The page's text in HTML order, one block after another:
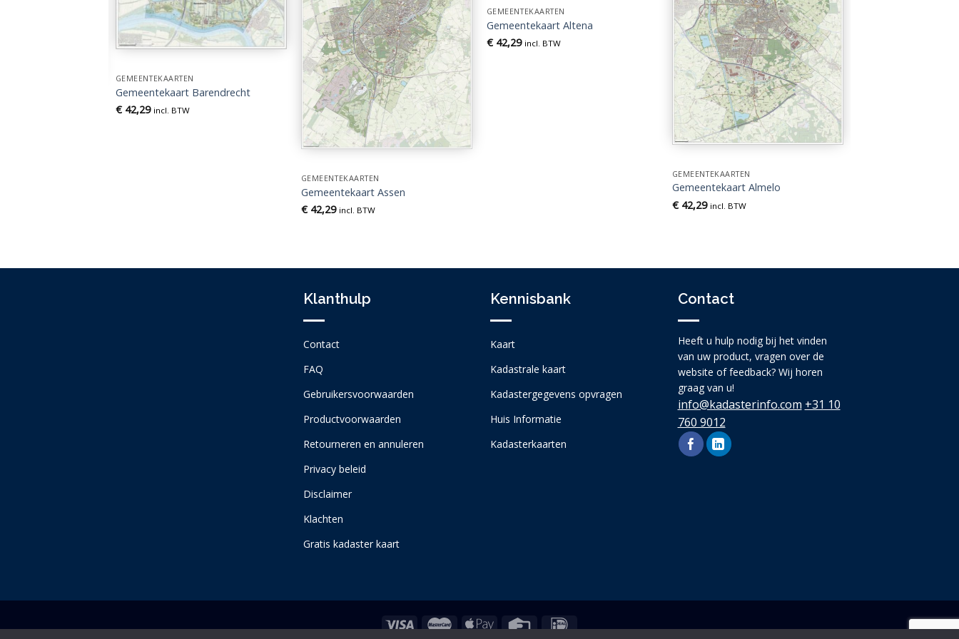
GEMEENTEKAARTEN
Gemeentekaart Barendrecht
€42,29 incl. BTW
GEMEENTEKAARTEN
Gemeentekaart Assen
€42,29 incl. BTW
GEMEENTEKAARTEN
Gemeentekaart Altena
€42,29 incl. BTW
GEMEENTEKAARTEN
Gemeentekaart Almelo
€42,29 incl. BTW
Klanthulp
Contact
FAQ
Gebruikersvoorwaarden
Productvoorwaarden
Retourneren en annuleren
Privacy beleid
Disclaimer
Klachten
Gratis kadaster kaart
Kennisbank
Kaart
Kadastrale kaart
Kadastergegevens opvragen
Huis Informatie
Kadasterkaarten
Contact
Heeft u hulp nodig bij het vinden
van uw product, vragen over de
website of feedback? Wij horen
graag van u!
info@kadasterinfo.com +31 10
760 9012